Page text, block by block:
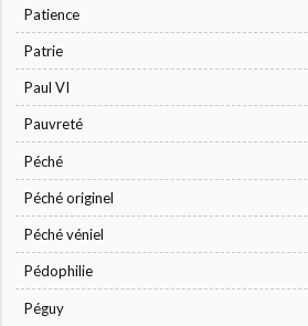
Patience
Patrie
Paul VI
Pauvreté
Péché
Péché originel
Péché véniel
Pédophilie
Péguy